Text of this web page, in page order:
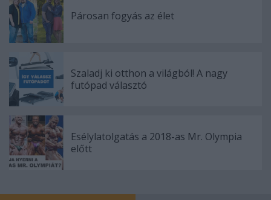
Párosan fogyás az élet
Szaladj ki otthon a világból! A nagy
futópad választó
Esélylatolgatás a 2018-as Mr. Olympia
előtt